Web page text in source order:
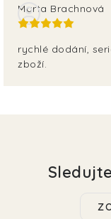
Marta Brachnová
rychlé dodání,
zboží.